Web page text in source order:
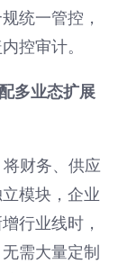
统一管控，
控审计。
多业态扩展
财务、供应
模块，企业
行业线时，
需大量定制